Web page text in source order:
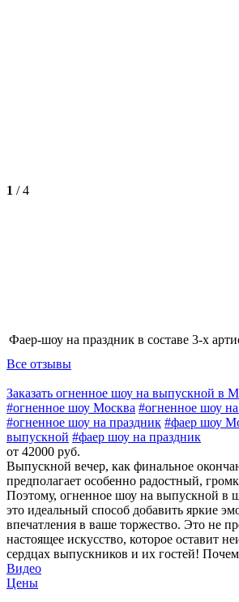
1 /4
Фаер-шоу на праздник в составе 3-х
Все отзывы
Заказать огненное шоу на выпускной в
#огненное шоу Москва #огненное шоу
#огненное шоу на праздник #фаер шоу
выпускной #фаер шоу на праздник
от 42000 руб.
Выпускной вечер, как финальное
предполагает особенно радостный,
Поэтому, огненное шоу на выпускной в
это идеальный способ добавить яркие
впечатления в ваше торжество. Это не
настоящее искусство, которое оставит
сердцах выпускников и их гостей!
Видео
Цены